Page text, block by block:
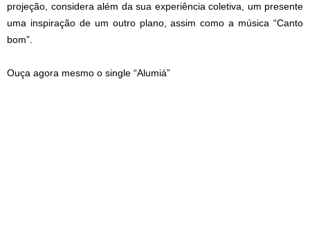
projeção, considera além da sua experiência coletiva, um presente
uma inspiração de um outro plano, assim como a música “Canto
bom”.
Ouça agora mesmo o single “Alumiá”